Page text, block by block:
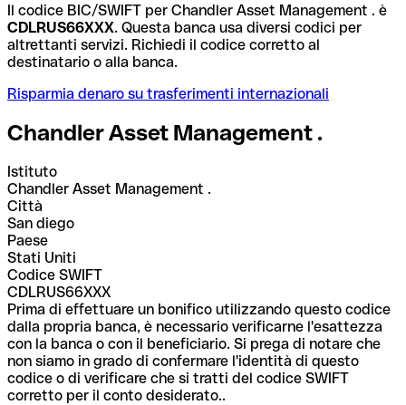
Il codice BIC/SWIFT per Chandler Asset Management . è
CDLRUS66XXX. Questa banca usa diversi codici per
altrettanti servizi. Richiedi il codice corretto al
destinatario o alla banca.
Risparmia denaro su trasferimenti internazionali
Chandler Asset Management .
Istituto
Chandler Asset Management .
Città
San diego
Paese
Stati Uniti
Codice SWIFT
CDLRUS66XXX
Prima di effettuare un bonifico utilizzando questo codice
dalla propria banca, è necessario verificarne l'esattezza
con la banca o con il beneficiario. Si prega di notare che
non siamo in grado di confermare l'identità di questo
codice o di verificare che si tratti del codice SWIFT
corretto per il conto desiderato..